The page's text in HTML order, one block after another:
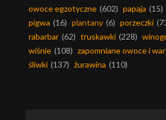
owoce egzotyczne (602) papaja (15)
pigwa (16) plantany (6) porzeczki
rabarbar (62) truskawki (228)
wiśnie (108) zapomniane owoce i
śliwki (137) żurawina (110)